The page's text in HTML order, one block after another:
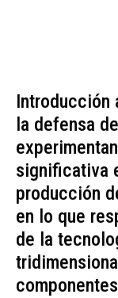
Introducción
la defensa
significativa
producción
en lo que
de la